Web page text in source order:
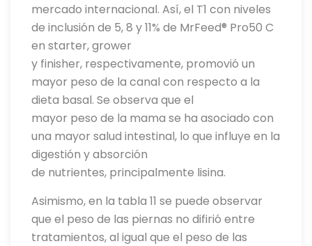
mercado internacional. Así, el T1 con niveles
de inclusión de 5, 8 y 11% de MrFeed® Pro50 C
en starter, grower
y finisher, respectivamente, promovió un
mayor peso de la canal con respecto a la
dieta basal. Se observa que el
mayor peso de la mama se ha asociado con
una mayor salud intestinal, lo que influye en la
digestión y absorción
de nutrientes, principalmente lisina.
Asimismo, en la tabla 11 se puede observar
que el peso de las piernas no difirió entre
tratamientos, al igual que el peso de las